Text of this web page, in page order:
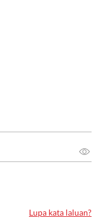
Lupa kata laluan?